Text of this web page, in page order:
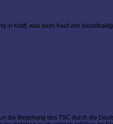
in Kraft, was beim Kauf von
die Begehung des TSC durch die